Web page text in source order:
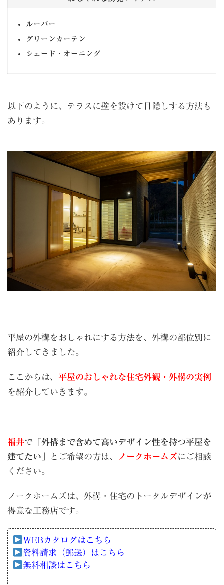
ルーバー
グリーンカーテン
シェード・オーニング
以下のように、テラスに壁を設けて目隠しする方法も
あります。
平屋の外構をおしゃれにする方法を、外構の部位別に
紹介してきました。
ここからは、 平屋のおしゃれな住宅外観・外構の実例
を紹介していきます。
福井で「 外構まで含めて高いデザイン性を持つ平屋を
建てたい 」とご希望の方は、 ノークホームズにご相談
ください。
ノークホームズは、外構・住宅のトータルデザインが
得意な工務店です。
WEBカタログはこちら
資料請求（郵送）はこちら
無料相談はこちら